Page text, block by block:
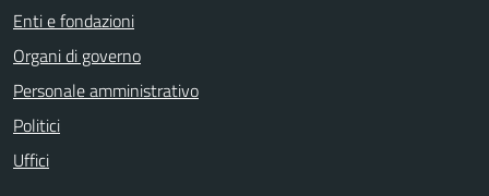
Enti e fondazioni
Organi di governo
Personale amministrativo
Politici
Uffici